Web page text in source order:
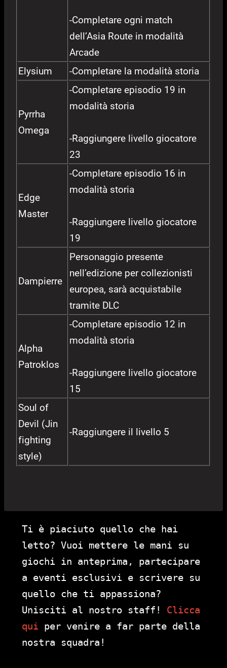
-Completare ogni match
dell’Asia Route in modalità
Arcade
Elysium
-Completare la modalità storia
Pyrrha
Omega
-Completare episodio 19 in
modalità storia
-Raggiungere livello giocatore
23
Edge
Master
-Completare episodio 16 in
modalità storia
-Raggiungere livello giocatore
19
Dampierre
Personaggio presente
nell’edizione per collezionisti
europea, sarà acquistabile
tramite DLC
Alpha
Patroklos
-Completare episodio 12 in
modalità storia
-Raggiungere livello giocatore
15
Soul of
Devil (Jin
fighting
style)
-Raggiungere il livello 5
Ti è piaciuto quello che hai
letto? Vuoi mettere le mani su
giochi in anteprima, partecipare
a eventi esclusivi e scrivere su
quello che ti appassiona?
Unisciti al nostro staff! Clicca
qui per venire a far parte della
nostra squadra!